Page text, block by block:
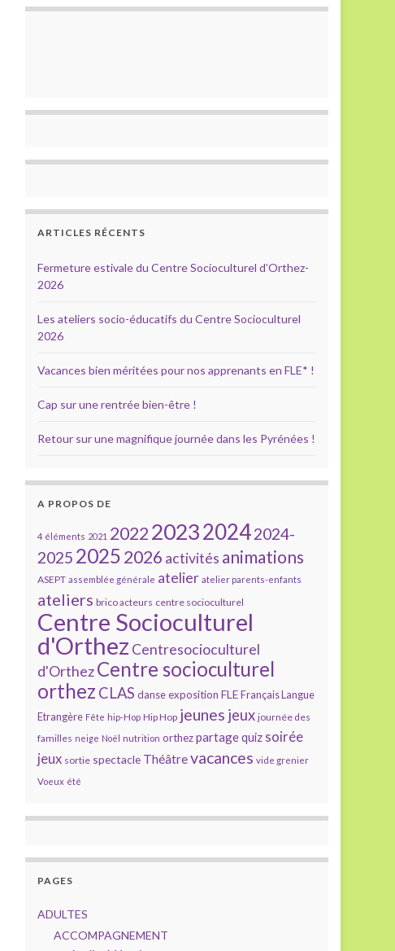
ARTICLES RÉCENTS
Fermeture estivale du Centre Socioculturel d’Orthez-
2026
Les ateliers socio-éducatifs du Centre Socioculturel
2026
Vacances bien méritées pour nos apprenants en FLE* !
Cap sur une rentrée bien-être !
Retour sur une magnifique journée dans les Pyrénées !
A PROPOS DE
4 éléments 2021 2022202320242024-
2025 20252026 activités animations
ASEPT assemblée générale atelier atelier parents-enfants
ateliers brico acteurs centre socioculturel
Centre Socioculturel
d'Orthez Centresocioculturel
d'Orthez Centre socioculturel
orthez CLAS danse exposition FLE Français Langue
Etrangère Fête hip-Hop Hip Hop jeunes jeux journée des
familles neige Noël nutrition orthez partagequiz soirée
jeux sortie spectacle Théâtrevacances vide grenier
Voeux été
PAGES
ADULTES
ACCOMPAGNEMENT